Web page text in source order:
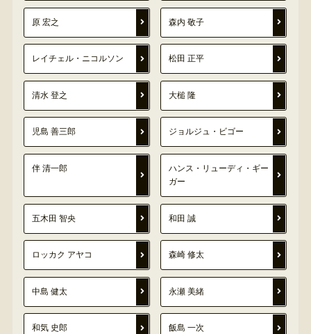
原 宏之 森内 敬子
レイチェル・ニコルソン 松田 正平
清水 登之 大槌 隆
児島 善三郎 ジョルジュ・ビゴー
伴 清一郎
ハンス・リューディ・ギー
ガー
五木田 智央 和田 誠
ロッカク アヤコ 森崎 修太
中島 健太 永瀬 美緒
和気 史郎 飯島 一次